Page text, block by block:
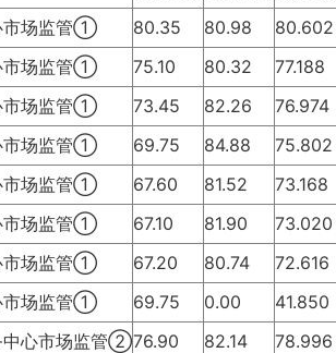
市场监管① 80.35 80.98 80.602
市场监管① 75.10 80.32 77.188
市场监管① 73.45 82.26 76.974
市场监管① 69.75 84.88 75.802
市场监管① 67.60 81.52 73.168
市场监管① 67.10 81.90 73.020
市场监管① 67.20 80.74 72.616
市场监管① 69.75 0.00 41.850
中心市场监管②76.90 82.14 78.996